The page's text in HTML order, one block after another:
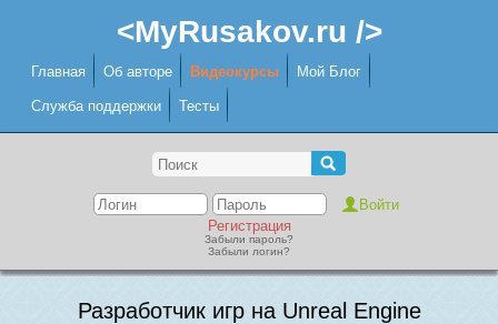
<MyRusakov.ru />
Главная Об авторе Видеокурсы Мой Блог
Служба поддержки Тесты
Регистрация
Забыли пароль?
Забыли логин?
Разработчик игр на Unreal Engine